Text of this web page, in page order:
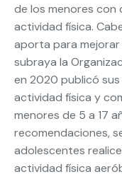
de los menores con
actividad física.
aporta para mejorar
subraya la
en 2020 publicó
actividad física y
menores de 5 a 17
recomendaciones,
adolescentes
actividad física